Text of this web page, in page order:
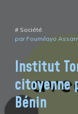
# Société
par Foumilayo
Institut
citoyenne
Bénin